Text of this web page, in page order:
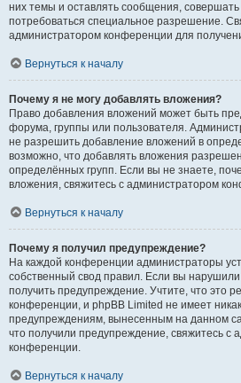
них темы и оставлять сообщения,
потребоваться специальное разрешение.
администратором конференции для
Вернуться к началу
Почему я не могу добавлять вложения?
Право добавления вложений может быть
форума, группы или пользователя.
не разрешить добавление вложений в
возможно, что добавлять вложения
определённых групп. Если вы не знаете,
вложения, свяжитесь с администратором
Вернуться к началу
Почему я получил предупреждение?
На каждой конференции администраторы
собственный свод правил. Если вы
получить предупреждение. Учтите, что это
конференции, и phpBB Limited не имеет
предупреждениям, вынесенным на данном
что получили предупреждение, свяжитесь с
конференции.
Вернуться к началу